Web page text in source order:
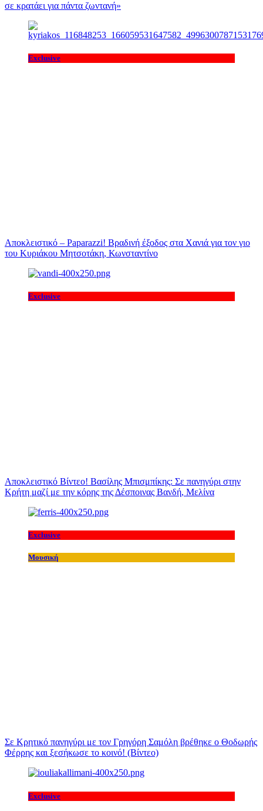
σε κρατάει για πάντα ζωντανή»
Exclusive
Αποκλειστικό – Paparazzi! Βραδινή έξοδος στα Χανιά για τον γιο
του Κυριάκου Μητσοτάκη, Κωνσταντίνο
Exclusive
Αποκλειστικό Βίντεο! Βασίλης Μπισμπίκης: Σε πανηγύρι στην
Κρήτη μαζί με την κόρης της Δέσποινας Βανδή, Μελίνα
Exclusive
Μουσική
Σε Κρητικό πανηγύρι με τον Γρηγόρη Σαμόλη βρέθηκε ο Θοδωρής
Φέρρης και ξεσήκωσε το κοινό! (Βίντεο)
Exclusive